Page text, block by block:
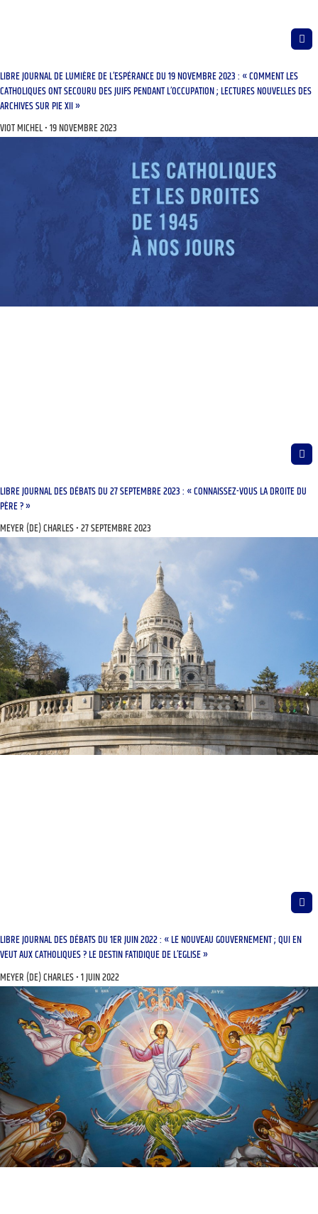
LIBRE JOURNAL DE LUMIÈRE DE L’ESPÉRANCE DU 19 NOVEMBRE 2023 : « COMMENT LES
CATHOLIQUES ONT SECOURU DES JUIFS PENDANT L’OCCUPATION ; LECTURES NOUVELLES DES
ARCHIVES SUR PIE XII »
VIOT MICHEL 19 NOVEMBRE 2023
LIBRE JOURNAL DES DÉBATS DU 27 SEPTEMBRE 2023 : « CONNAISSEZ-VOUS LA DROITE DU
PÈRE ? »
MEYER (DE) CHARLES 27 SEPTEMBRE 2023
LIBRE JOURNAL DES DÉBATS DU 1ER JUIN 2022 : « LE NOUVEAU GOUVERNEMENT ; QUI EN
VEUT AUX CATHOLIQUES ? LE DESTIN FATIDIQUE DE L’EGLISE »
MEYER (DE) CHARLES 1 JUIN 2022